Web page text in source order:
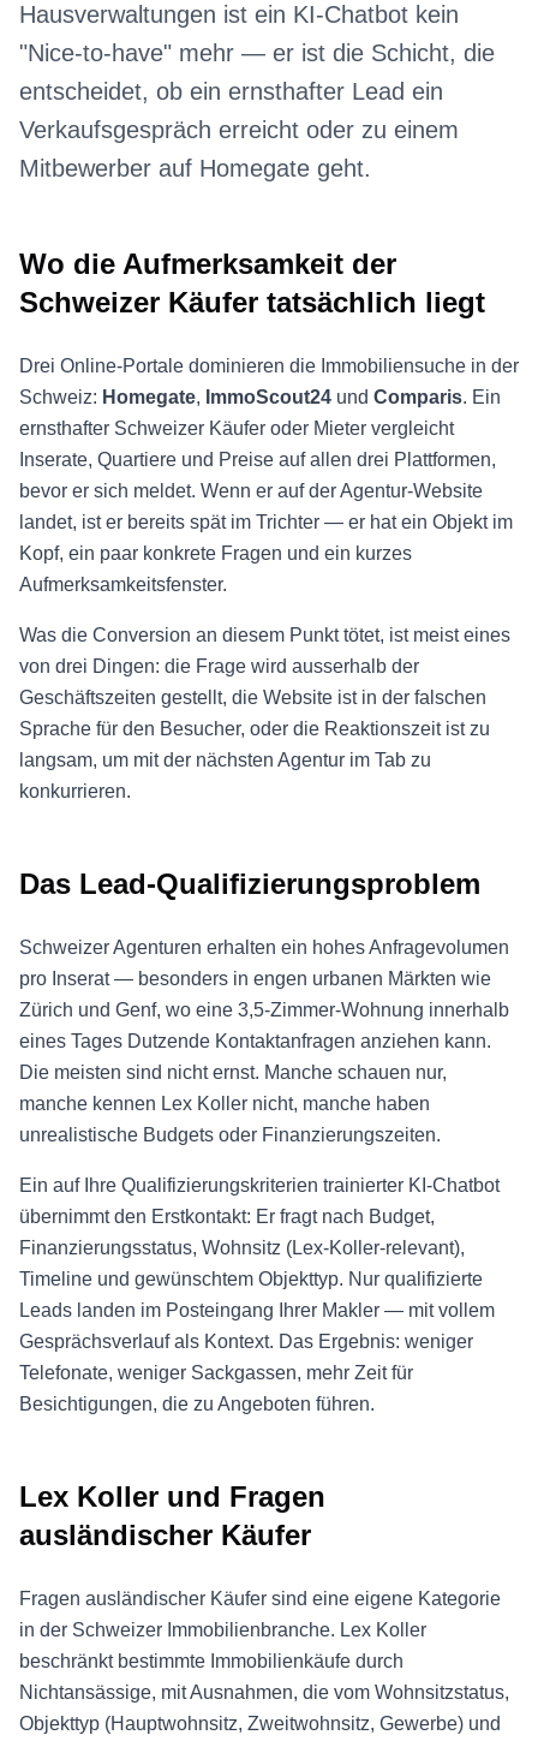
Hausverwaltungen ist ein KI-Chatbot kein
"Nice-to-have" mehr — er ist die Schicht, die
entscheidet, ob ein ernsthafter Lead ein
Verkaufsgespräch erreicht oder zu einem
Mitbewerber auf Homegate geht.
Wo die Aufmerksamkeit der
Schweizer Käufer tatsächlich liegt
Drei Online-Portale dominieren die Immobiliensuche in der
Schweiz: Homegate, ImmoScout24 und Comparis. Ein
ernsthafter Schweizer Käufer oder Mieter vergleicht
Inserate, Quartiere und Preise auf allen drei Plattformen,
bevor er sich meldet. Wenn er auf der Agentur-Website
landet, ist er bereits spät im Trichter — er hat ein Objekt im
Kopf, ein paar konkrete Fragen und ein kurzes
Aufmerksamkeitsfenster.
Was die Conversion an diesem Punkt tötet, ist meist eines
von drei Dingen: die Frage wird ausserhalb der
Geschäftszeiten gestellt, die Website ist in der falschen
Sprache für den Besucher, oder die Reaktionszeit ist zu
langsam, um mit der nächsten Agentur im Tab zu
konkurrieren.
Das Lead-Qualifizierungsproblem
Schweizer Agenturen erhalten ein hohes Anfragevolumen
pro Inserat — besonders in engen urbanen Märkten wie
Zürich und Genf, wo eine 3,5-Zimmer-Wohnung innerhalb
eines Tages Dutzende Kontaktanfragen anziehen kann.
Die meisten sind nicht ernst. Manche schauen nur,
manche kennen Lex Koller nicht, manche haben
unrealistische Budgets oder Finanzierungszeiten.
Ein auf Ihre Qualifizierungskriterien trainierter KI-Chatbot
übernimmt den Erstkontakt: Er fragt nach Budget,
Finanzierungsstatus, Wohnsitz (Lex-Koller-relevant),
Timeline und gewünschtem Objekttyp. Nur qualifizierte
Leads landen im Posteingang Ihrer Makler — mit vollem
Gesprächsverlauf als Kontext. Das Ergebnis: weniger
Telefonate, weniger Sackgassen, mehr Zeit für
Besichtigungen, die zu Angeboten führen.
Lex Koller und Fragen
ausländischer Käufer
Fragen ausländischer Käufer sind eine eigene Kategorie
in der Schweizer Immobilienbranche. Lex Koller
beschränkt bestimmte Immobilienkäufe durch
Nichtansässige, mit Ausnahmen, die vom Wohnsitzstatus,
Objekttyp (Hauptwohnsitz, Zweitwohnsitz, Gewerbe) und